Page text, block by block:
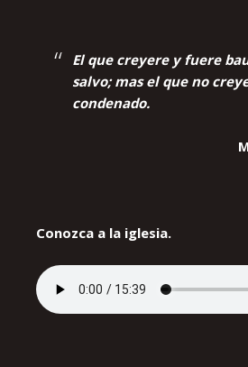
El que creyere y fuere
salvo; mas el que no
condenado.
Conozca a la iglesia.